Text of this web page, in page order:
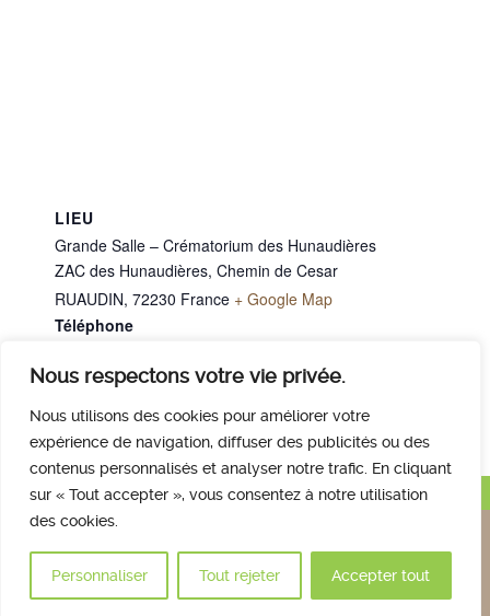
Nous respectons votre vie privée.
Nous utilisons des cookies pour améliorer votre
expérience de navigation, diffuser des publicités ou des
contenus personnalisés et analyser notre trafic. En cliquant
sur « Tout accepter », vous consentez à notre utilisation
des cookies.
Personnaliser Tout rejeter Accepter tout
LIEU
Grande Salle – Crématorium des Hunaudières
ZAC des Hunaudières, Chemin de Cesar
RUAUDIN, 72230 France + Google Map
Téléphone
Mme QUEDILLAC Simone Mme GOUPIL Gilberte
Haut de page
Nous contacter
Plan et accès
Mentions légales
© 2017 Crématorium des Hunaudières